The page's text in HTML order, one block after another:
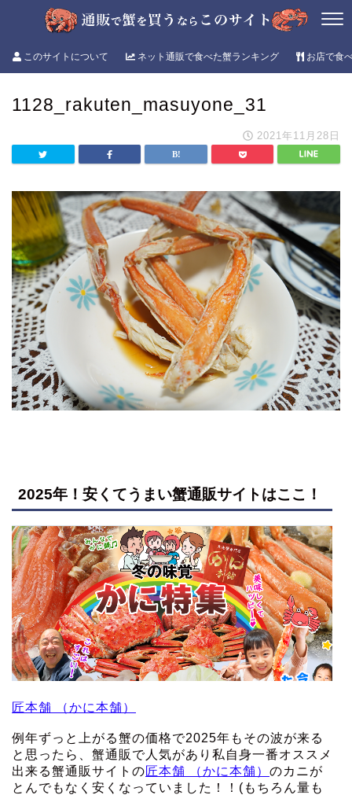
このサイトについて ネット通販で食べた蟹ランキング お店で食
1128_rakuten_masuyone_31
2021年11月28日
2025年！安くてうまい蟹通販サイトはここ！
匠本舗 （かに本舗）
例年ずっと上がる蟹の価格で2025年もその波が来る
と思ったら、蟹通販で人気があり私自身一番オススメ
出来る蟹通販サイトの匠本舗 （かに本舗） のカニが
とんでもなく安くなっていました！！(もちろん量も